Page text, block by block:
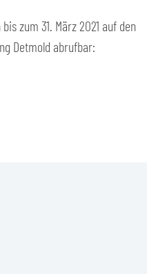
zum 31. März 2021 auf den
Detmold abrufbar: